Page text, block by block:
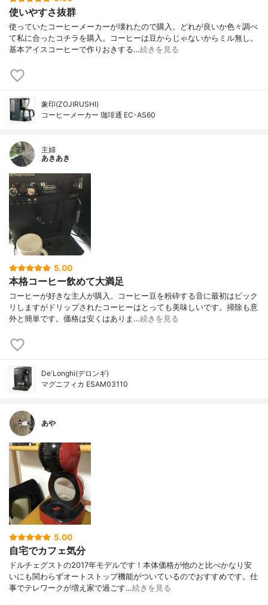
使いやすさ抜群
使っていたコーヒーメーカーが壊れたので購入。どれが良いか色々調べ
て私に合ったコチラを購入。コーヒーは豆からじゃないからミル無し。
基本アイスコーヒーで作りおきする…続きを見る
象印(ZOJIRUSHI)
コーヒーメーカー 珈琲通 EC-AS60
主婦
あきあき
5.00
本格コーヒー飲めて大満足
コーヒーが好きな主人が購入。コーヒー豆を粉砕する音に最初はビック
リしますがドリップされたコーヒーはとっても美味しいです。掃除も意
外と簡単です。価格は安くはありま…続きを見る
De'Longhi(デロンギ)
マグニフィカ ESAM03110
あや
5.00
自宅でカフェ気分
ドルチェグストの2017年モデルです！本体価格が他のと比べかなり安
いにも関わらずオートストップ機能がついているのでおすすめです。仕
事でテレワークが増え家で過ごす…続きを見る